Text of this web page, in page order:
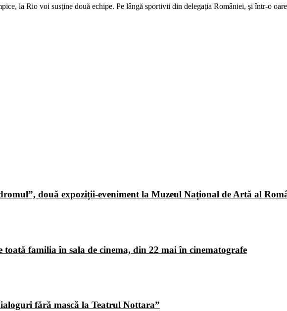
la Rio voi susţine două echipe. Pe lângă sportivii din delegaţia României, şi într-o
două expoziții-eveniment la Muzeul Național de Artă al
toată familia în sala de cinema, din 22 mai în cinematografe
fără mască la Teatrul Nottara”